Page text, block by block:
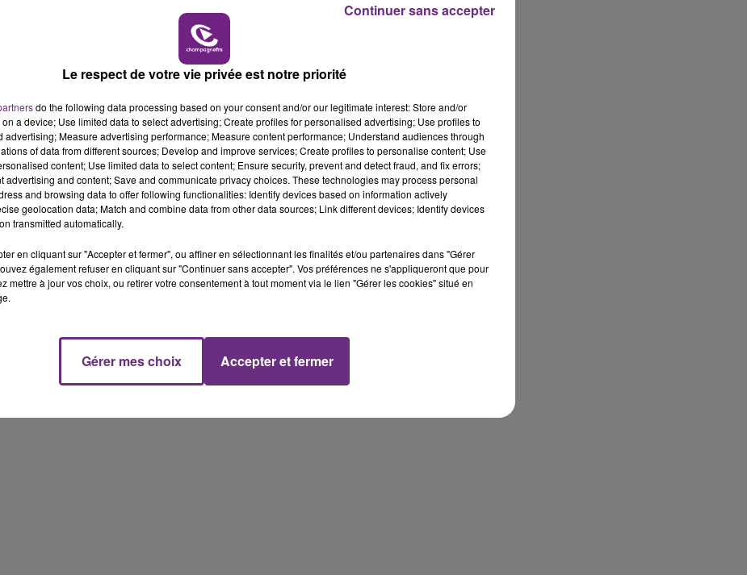
dès aujourd’hui pour accompagner les témoins,
Le respect de votre vie privée est notre priorité
do the following data processing based on your consent and/or our legitimate interest: Store and/or
a device; Use limited data to select advertising; Create profiles for personalised advertising; Use profiles to
advertising; Measure advertising performance; Measure content performance; Understand audiences through
of data from different sources; Develop and improve services; Create profiles to personalise content; Use
content; Use limited data to select content; Ensure security, prevent and detect fraud, and fix errors;
advertising and content; Save and communicate privacy choices. These technologies may process personal
and browsing data to offer following functionalities: Identify devices based on information actively
geolocation data; Match and combine data from other data sources; Link different devices; Identify devices
transmitted automatically.
en cliquant sur "Accepter et fermer", ou affiner en sélectionnant les finalités et/ou partenaires dans "Gérer
également refuser en cliquant sur "Continuer sans accepter". Vos préférences ne s'appliqueront que pour
mettre à jour vos choix, ou retirer votre consentement à tout moment via le lien "Gérer les cookies" situé en
Gérer mes choix Accepter et fermer
Continuer sans accepter